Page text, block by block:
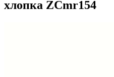
хлопка ZCmr154